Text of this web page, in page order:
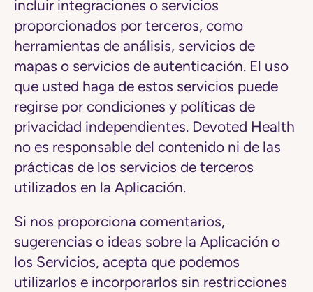
incluir integraciones o servicios
proporcionados por terceros, como
herramientas de análisis, servicios de
mapas o servicios de autenticación. El uso
que usted haga de estos servicios puede
regirse por condiciones y políticas de
privacidad independientes. Devoted Health
no es responsable del contenido ni de las
prácticas de los servicios de terceros
utilizados en la Aplicación.
Si nos proporciona comentarios,
sugerencias o ideas sobre la Aplicación o
los Servicios, acepta que podemos
utilizarlos e incorporarlos sin restricciones